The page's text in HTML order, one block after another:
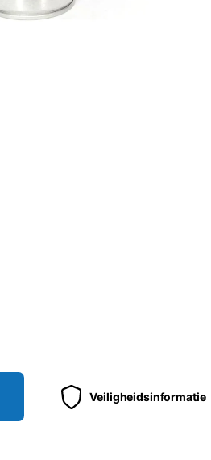
Veiligheidsinformatie